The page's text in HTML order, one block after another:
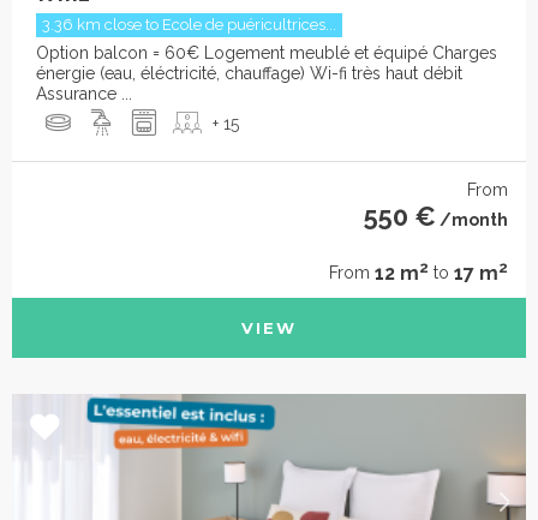
3.36 km close to Ecole de puéricultrices...
Option balcon = 60€ Logement meublé et équipé Charges
énergie (eau, éléctricité, chauffage) Wi-fi très haut débit
Assurance ...
+ 15
From
550 € /month
From 12 m2 to 17 m2
VIEW